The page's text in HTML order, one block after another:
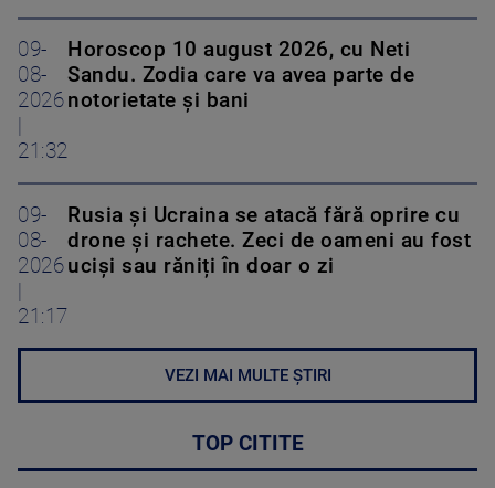
09-
08-
2026
21:32
Horoscop 10 august 2026, cu Neti
Sandu. Zodia care va avea parte de
notorietate și bani
09-
08-
2026
21:17
Rusia și Ucraina se atacă fără oprire cu
drone și rachete. Zeci de oameni au fost
uciși sau răniți în doar o zi
VEZI MAI MULTE ȘTIRI
TOP CITITE